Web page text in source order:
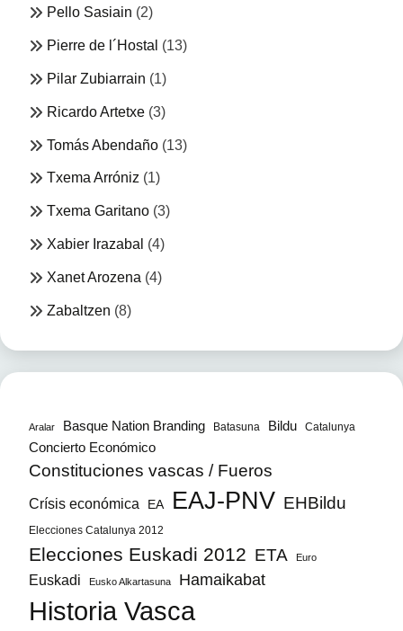
Pello Sasiain (2)
Pierre de l´Hostal (13)
Pilar Zubiarrain (1)
Ricardo Artetxe (3)
Tomás Abendaño (13)
Txema Arróniz (1)
Txema Garitano (3)
Xabier Irazabal (4)
Xanet Arozena (4)
Zabaltzen (8)
Aralar Basque Nation Branding Batasuna Bildu Catalunya
Concierto Económico
Constituciones vascas / Fueros
Crísis económica EA EAJ-PNV EHBildu
Elecciones Catalunya 2012
Elecciones Euskadi 2012 ETA Euro
Euskadi Eusko Alkartasuna Hamaikabat
Historia Vasca